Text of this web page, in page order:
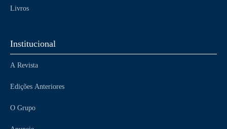
Livros
Institucional
A Revista
Edições Anteriores
O Grupo